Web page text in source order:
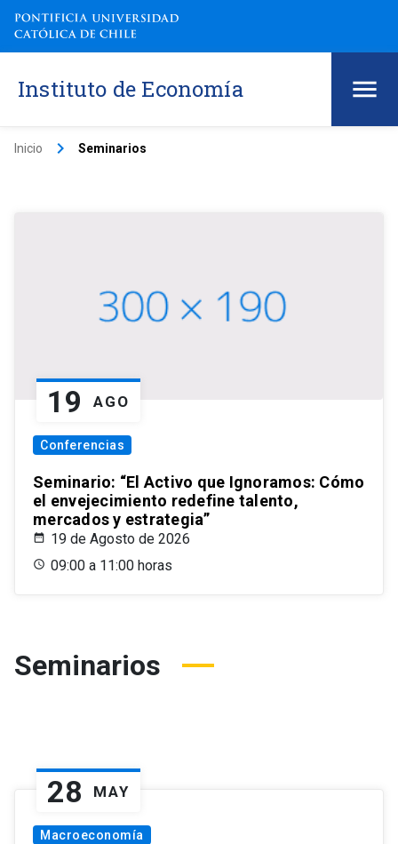
Instituto de Economía
Inicio keyboard_arrow_right Seminarios
19 AGO
Conferencias
Seminario: “El Activo que Ignoramos: Cómo
el envejecimiento redefine talento,
mercados y estrategia”
19 de Agosto de 2026
09:00 a 11:00 horas
Seminarios
28 MAY
Macroeconomía